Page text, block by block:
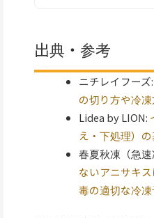
出典・参考
ニチレイフーズ:
の切り方や冷
Lidea by LION:
え・下処理）
春夏秋凍（急
ないアニサキ
毒の適切な冷